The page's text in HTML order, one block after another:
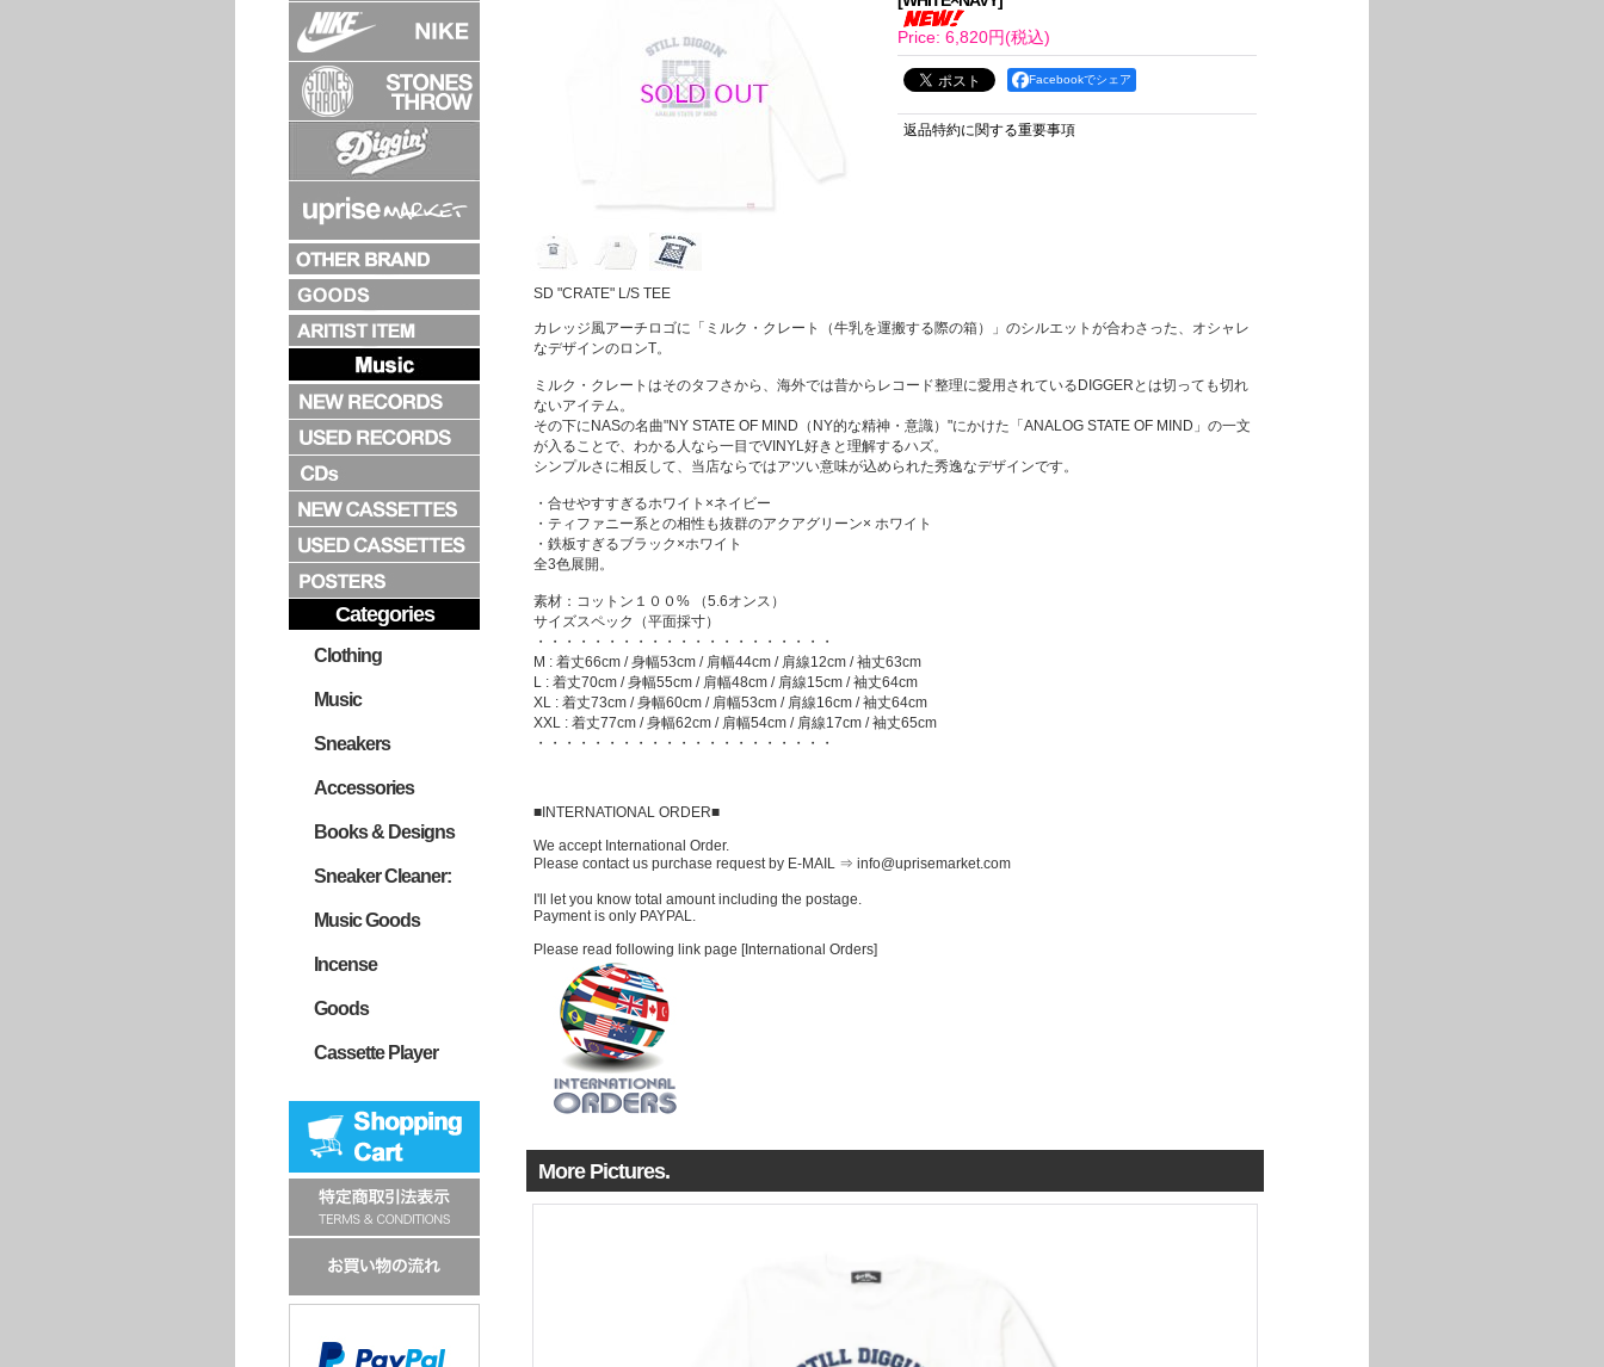
Categories
Clothing
Music
Sneakers
Accessories
Books & Designs
Sneaker Cleaner:
Music Goods
Incense
Goods
Cassette Player
Price: 6,820円(税込)
Facebookでシェア
返品特約に関する重要事項
SD "CRATE" L/S TEE
カレッジ風アーチロゴに「ミルク・クレート（牛乳を運搬する際の箱）」のシルエットが合わさった、オシャレ
なデザインのロンT。
ミルク・クレートはそのタフさから、海外では昔からレコード整理に愛用されているDIGGERとは切っても切れ
ないアイテム。
その下にNASの名曲"NY STATE OF MIND（NY的な精神・意識）"にかけた「ANALOG STATE OF MIND」の一文
が入ることで、わかる人なら一目でVINYL好きと理解するハズ。
シンプルさに相反して、当店ならではアツい意味が込められた秀逸なデザインです。
・合せやすすぎるホワイト×ネイビー
・ティファニー系との相性も抜群のアクアグリーン× ホワイト
・鉄板すぎるブラック×ホワイト
全3色展開。
素材：コットン１００% （5.6オンス）
サイズスペック（平面採寸）
・・・・・・・・・・・・・・・・・・・・・
M : 着丈66cm / 身幅53cm / 肩幅44cm / 肩線12cm / 袖丈63cm
L : 着丈70cm / 身幅55cm / 肩幅48cm / 肩線15cm / 袖丈64cm
XL : 着丈73cm / 身幅60cm / 肩幅53cm / 肩線16cm / 袖丈64cm
XXL : 着丈77cm / 身幅62cm / 肩幅54cm / 肩線17cm / 袖丈65cm
・・・・・・・・・・・・・・・・・・・・・
■INTERNATIONAL ORDER■
We accept International Order.
Please contact us purchase request by E-MAIL ⇒ info@uprisemarket.com
I'll let you know total amount including the postage.
Payment is only PAYPAL.
Please read following link page [International Orders]
More Pictures.